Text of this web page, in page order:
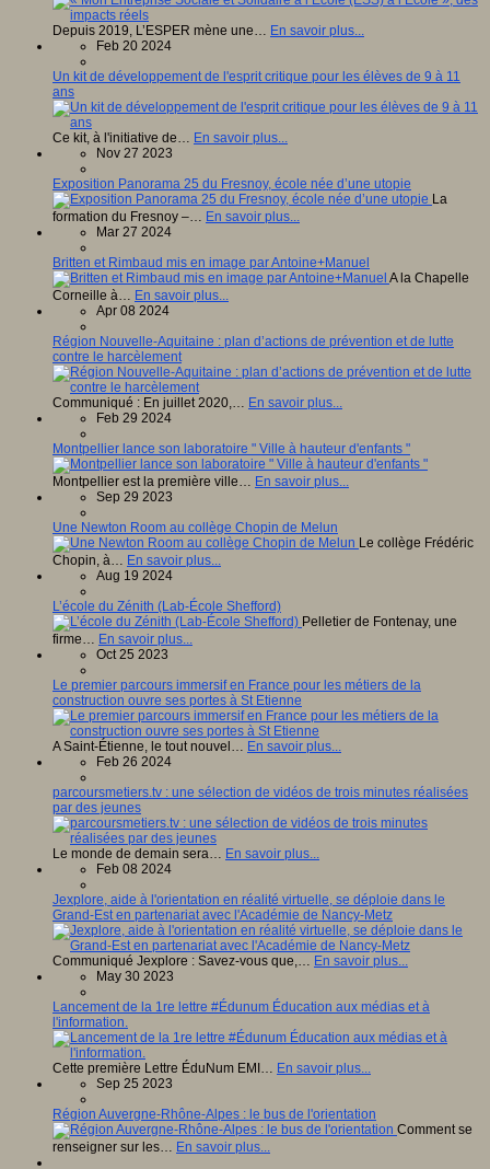
Depuis 2019, L’ESPER mène une… En savoir plus...
Feb 20 2024
Un kit de développement de l'esprit critique pour les élèves de 9 à 11
ans
Ce kit, à l'initiative de… En savoir plus...
Nov 27 2023
Exposition Panorama 25 du Fresnoy, école née d’une utopie
La
formation du Fresnoy –… En savoir plus...
Mar 27 2024
Britten et Rimbaud mis en image par Antoine+Manuel
A la Chapelle
Corneille à… En savoir plus...
Apr 08 2024
Région Nouvelle-Aquitaine : plan d’actions de prévention et de lutte
contre le harcèlement
Communiqué : En juillet 2020,… En savoir plus...
Feb 29 2024
Montpellier lance son laboratoire " Ville à hauteur d'enfants "
Montpellier est la première ville… En savoir plus...
Sep 29 2023
Une Newton Room au collège Chopin de Melun
Le collège Frédéric
Chopin, à… En savoir plus...
Aug 19 2024
L’école du Zénith (Lab-École Shefford)
Pelletier de Fontenay, une
firme… En savoir plus...
Oct 25 2023
Le premier parcours immersif en France pour les métiers de la
construction ouvre ses portes à St Etienne
A Saint-Étienne, le tout nouvel… En savoir plus...
Feb 26 2024
parcoursmetiers.tv : une sélection de vidéos de trois minutes réalisées
par des jeunes
Le monde de demain sera… En savoir plus...
Feb 08 2024
Jexplore, aide à l'orientation en réalité virtuelle, se déploie dans le
Grand-Est en partenariat avec l'Académie de Nancy-Metz
Communiqué Jexplore : Savez-vous que,… En savoir plus...
May 30 2023
Lancement de la 1re lettre #Édunum Éducation aux médias et à
l'information.
Cette première Lettre ÉduNum EMI… En savoir plus...
Sep 25 2023
Région Auvergne-Rhône-Alpes : le bus de l'orientation
Comment se
renseigner sur les… En savoir plus...